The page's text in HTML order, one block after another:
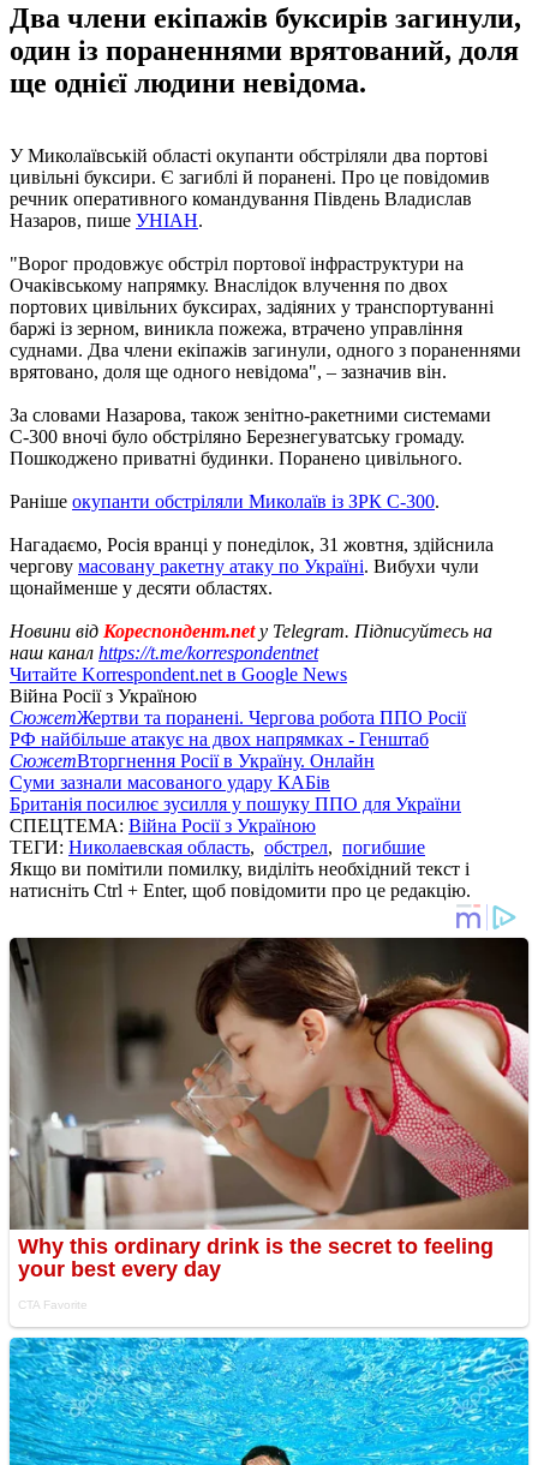
Два члени екіпажів буксирів загинули,
один із пораненнями врятований, доля
ще однієї людини невідома.
У Миколаївській області окупанти обстріляли два портові
цивільні буксири. Є загиблі й поранені. Про це повідомив
речник оперативного командування Південь Владислав
Назаров, пише УНІАН.
"Ворог продовжує обстріл портової інфраструктури на
Очаківському напрямку. Внаслідок влучення по двох
портових цивільних буксирах, задіяних у транспортуванні
баржі із зерном, виникла пожежа, втрачено управління
суднами. Два члени екіпажів загинули, одного з пораненнями
врятовано, доля ще одного невідома", – зазначив він.
За словами Назарова, також зенітно-ракетними системами
С-300 вночі було обстріляно Березнегуватську громаду.
Пошкоджено приватні будинки. Поранено цивільного.
Раніше окупанти обстріляли Миколаїв із ЗРК С-300.
Нагадаємо, Росія вранці у понеділок, 31 жовтня, здійснила
чергову масовану ракетну атаку по Україні. Вибухи чули
щонайменше у десяти областях.
Новини від Кореспондент.netу Telegram. Підписуйтесь на
наш канал https://t.me/korrespondentnet
Читайте Korrespondent.net в Google News
Війна Росії з Україною
СюжетЖертви та поранені. Чергова робота ППО Росії
РФ найбільше атакує на двох напрямках - Генштаб
СюжетВторгнення Росії в Україну. Онлайн
Суми зазнали масованого удару КАБів
Британія посилює зусилля у пошуку ППО для України
СПЕЦТЕМА: Війна Росії з Україною
ТЕГИ: Николаевская область, обстрел, погибшие
Якщо ви помітили помилку, виділіть необхідний текст і
натисніть Ctrl + Enter, щоб повідомити про це редакцію.